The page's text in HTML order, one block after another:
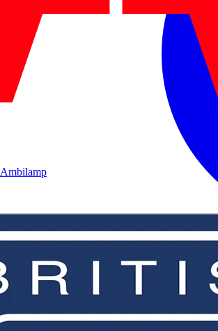
Ambilamp